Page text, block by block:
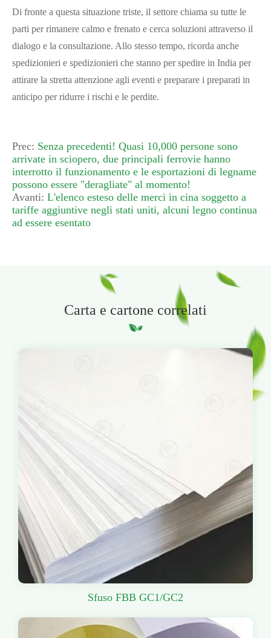
Di fronte a questa situazione triste, il settore chiama su tutte le
parti per rimanere calmo e frenato e cerca soluzioni attraverso il
dialogo e la consultazione. Allo stesso tempo, ricorda anche
spedizionieri e spedizionieri che stanno per spedire in India per
attirare la stretta attenzione agli eventi e preparare i preparati in
anticipo per ridurre i rischi e le perdite.
Prec: Senza precedenti! Quasi 10,000 persone sono
arrivate in sciopero, due principali ferrovie hanno
interrotto il funzionamento e le esportazioni di legname
possono essere "deragliate" al momento!
Avanti: L'elenco esteso delle merci in cina soggetto a
tariffe aggiuntive negli stati uniti, alcuni legno continua
ad essere esentato
Carta e cartone correlati
Sfuso FBB GC1/GC2